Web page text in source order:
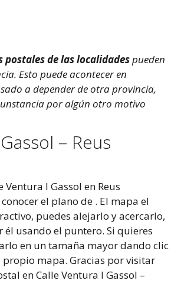
postales de las localidadespueden
Esto puede acontecer en
a depender de otra provincia,
por algún otro motivo
– Reus
I Gassol en Reus
el plano de . El mapa el
puedes alejarlo y acercarlo,
usando el puntero. Si quieres
en un tamaña mayor dando clic
propio mapa. Gracias por visitar
en Calle Ventura I Gassol –